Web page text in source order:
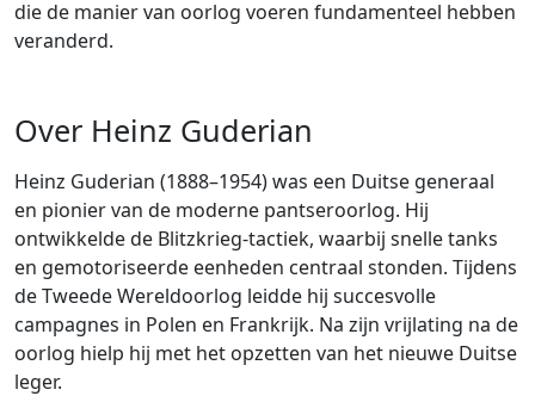
die de manier van oorlog voeren fundamenteel hebben
veranderd.
Over Heinz Guderian
Heinz Guderian (1888–1954) was een Duitse generaal
en pionier van de moderne pantseroorlog. Hij
ontwikkelde de Blitzkrieg-tactiek, waarbij snelle tanks
en gemotoriseerde eenheden centraal stonden. Tijdens
de Tweede Wereldoorlog leidde hij succesvolle
campagnes in Polen en Frankrijk. Na zijn vrijlating na de
oorlog hielp hij met het opzetten van het nieuwe Duitse
leger.